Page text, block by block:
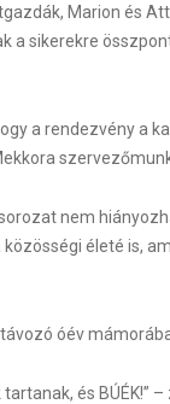
Marion és
a sikerekre
a rendezvény a
nem
életé is,
óév
tartanak, és